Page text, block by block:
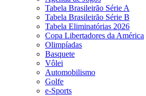
Tabela Brasileirão Série A
Tabela Brasileirão Série B
Tabela Eliminatórias 2026
Copa Libertadores da América
Olimpíadas
Basquete
Vôlei
Automobilismo
Golfe
e-Sports